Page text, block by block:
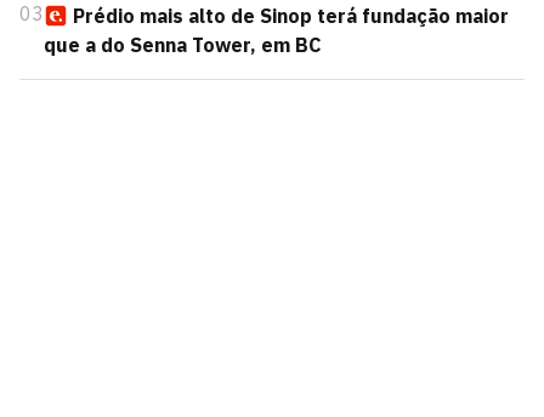
03
Prédio mais alto de Sinop terá fundação maior
que a do Senna Tower, em BC